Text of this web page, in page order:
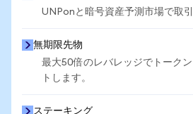
UNPonと暗号資産予測市場で取引
無期限先物
最大50倍のレバレッジでトーク
トします。
ステーキング